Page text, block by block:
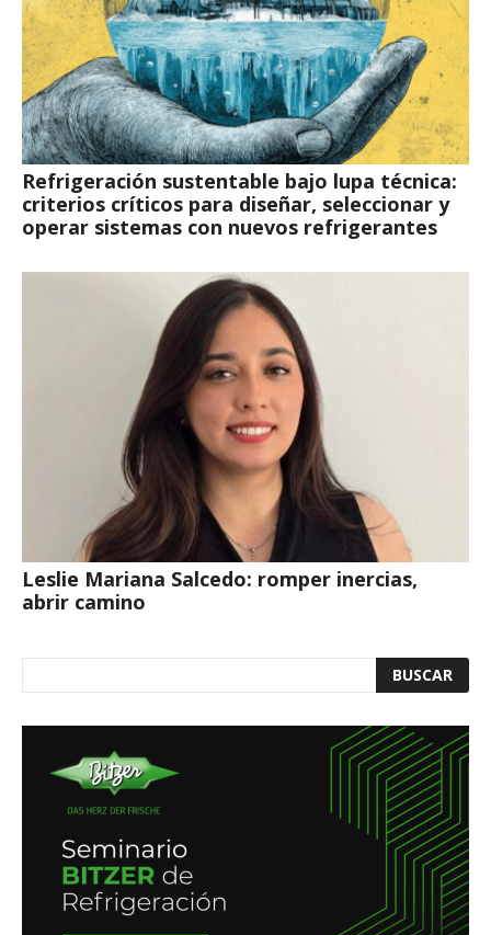
Refrigeración sustentable bajo lupa técnica:
criterios críticos para diseñar, seleccionar y
operar sistemas con nuevos refrigerantes
Leslie Mariana Salcedo: romper inercias,
abrir camino